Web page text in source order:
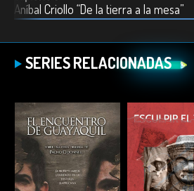
Aníbal Criollo “De la tierra a la mesa”
SERIES RELACIONADAS